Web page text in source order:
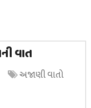
વાત
અજાણી વાતો